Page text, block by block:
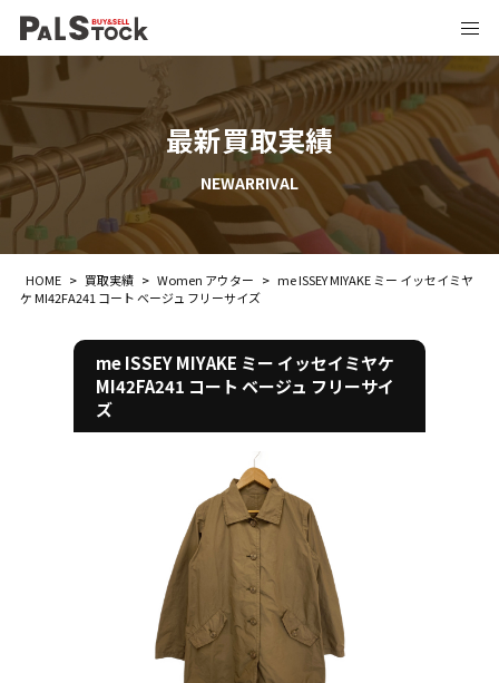
最新買取実績
NEWARRIVAL
HOME > 買取実績 > Women アウター > me ISSEY MIYAKE ミー イッセイミヤ
ケ MI42FA241 コート ベージュ フリーサイズ
me ISSEY MIYAKE ミー イッセイミヤケ
MI42FA241 コート ベージュ フリーサイ
ズ